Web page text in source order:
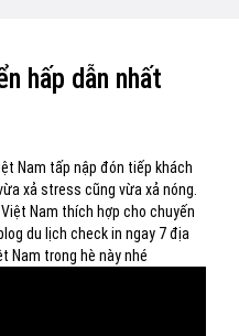
hấp dẫn nhất
Nam tấp nập đón tiếp khách
xả stress cũng vừa xả nóng.
Nam thích hợp cho chuyến
du lịch check in ngay 7 địa
Nam trong hè này nhé